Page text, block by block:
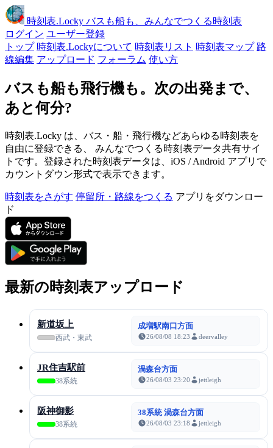
時刻表.Locky バスも船も、みんなでつくる時刻表
ログイン ユーザー登録
トップ 時刻表.Lockyについて 時刻表リスト 時刻表マップ 路
線編集 アップロード フォーラム 使い方
バスも船も飛行機も。次の出発まで、
あと何分?
時刻表.Locky は、バス・船・飛行機などあらゆる時刻表を
自由に登録できる、 みんなでつくる時刻表データ共有サイ
トです。登録された時刻表データは、iOS / Android アプリで
カウントダウン形式で表示できます。
時刻表をさがす 停留所・路線をつくる アプリをダウンロー
ド
最新の時刻表アップロード
新道坂上
西武・東武
成増駅南口方面
26/08/08 18:23 deervalley
JR住吉駅前
38系統
渦森台方面
26/08/03 23:20 jettleigh
阪神御影
38系統
38系統 渦森台方面
26/08/03 23:18 jettleigh